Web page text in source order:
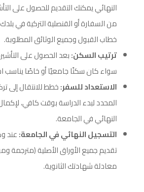
النهائي يمكنك التقديم للحصول على
من السفارة أو القنصلية التركية في
خطاب القبول وجميع الوثائق المطلوبة.
ترتيب السكن:بعد الحصول على
سواء كان سكنًا جامعيًا أو خاصًا يناسب
الاستعداد للسفر:خطط للانتقال إلى
المحدد لبدء الدراسة بوقت كافي،
النهائي في الجامعة.
التسجيل النهائي في الجامعة:عند
تقديم جميع الأوراق الأصلية (مترجمة
معادلة شهادتك الثانوية.